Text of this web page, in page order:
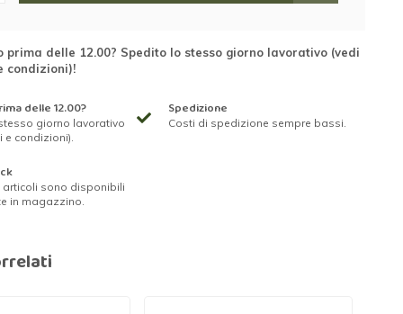
prima delle 12.00? Spedito lo stesso giorno lavorativo (vedi
condizioni)!
delle 12.00?
giorno lavorativo
e condizioni).
Spedizione
Costi di spedizione sempre bassi.
articoli sono disponibili
in magazzino.